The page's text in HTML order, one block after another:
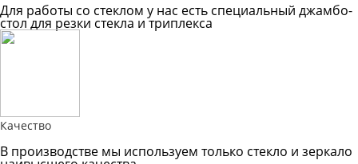
Для работы со стеклом у нас есть специальный джамбо-
стол для резки стекла и триплекса
Качество
В производстве мы используем только стекло и зеркало